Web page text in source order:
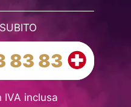
83 83
IVA inclusa